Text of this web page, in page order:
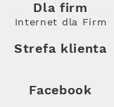
Dla firm
Internet dla Firm
Strefa klienta
Facebook